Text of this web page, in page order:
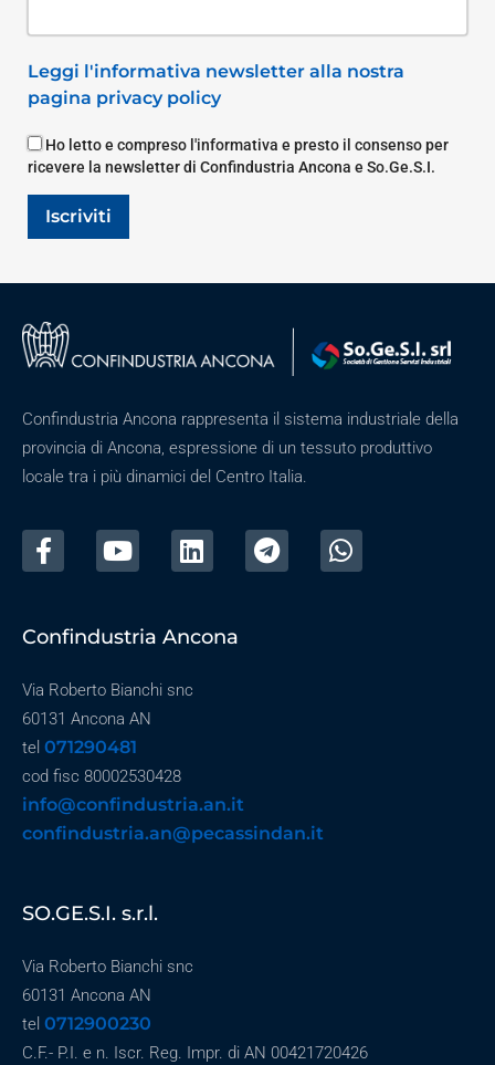
Leggi l'informativa newsletter alla nostra
pagina privacy policy
Ho letto e compreso l'informativa e presto il consenso per
ricevere la newsletter di Confindustria Ancona e So.Ge.S.I.
Iscriviti
Confindustria Ancona rappresenta il sistema industriale della
provincia di Ancona, espressione di un tessuto produttivo
locale tra i più dinamici del Centro Italia.
Confindustria Ancona
Via Roberto Bianchi snc
60131 Ancona AN
tel 071290481
cod fisc 80002530428
info@confindustria.an.it
confindustria.an@pecassindan.it
SO.GE.S.I. s.r.l.
Via Roberto Bianchi snc
60131 Ancona AN
tel 0712900230
C.F.- P.I. e n. Iscr. Reg. Impr. di AN 00421720426